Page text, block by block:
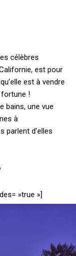
célèbres
est pour
est à vendre
fortune !
bains, une vue
à
parlent d’elles
»true »]